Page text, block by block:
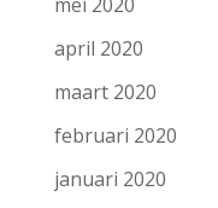
april 2020
maart 2020
februari 2020
januari 2020